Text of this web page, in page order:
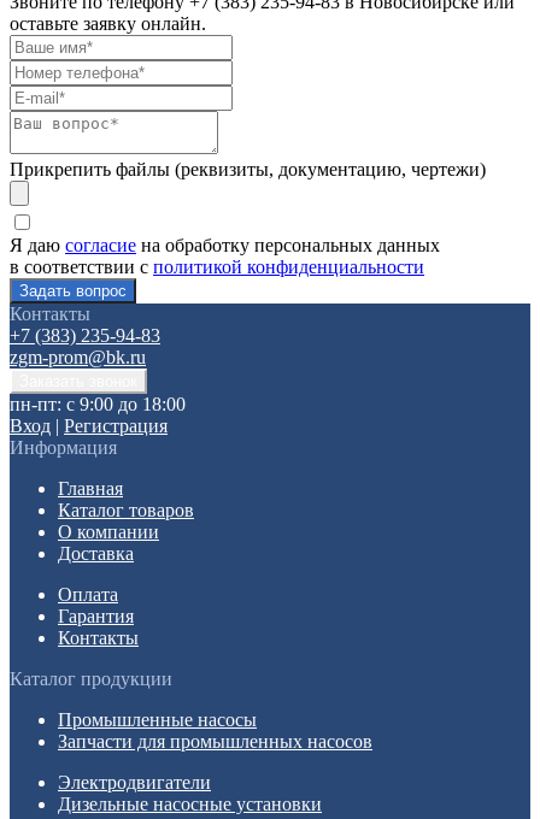
оставьте заявку онлайн.
Прикрепить файлы (реквизиты, документацию, чертежи)
Я даю согласие на обработку персональных данных
в соответствии с политикой конфиденциальности
Контакты
+7 (383) 235-94-83
zgm-prom@bk.ru
пн-пт: с 9:00 до 18:00
Вход | Регистрация
Информация
Главная
Каталог товаров
О компании
Доставка
Оплата
Гарантия
Контакты
Каталог продукции
Промышленные насосы
Запчасти для промышленных насосов
Электродвигатели
Дизельные насосные установки